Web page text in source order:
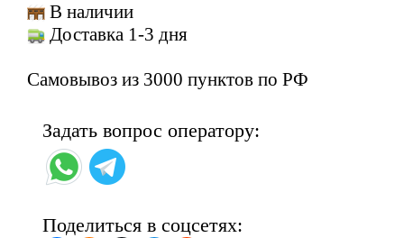
В наличии
Доставка 1-3 дня
Самовывоз из 3000 пунктов по РФ
Задать вопрос оператору:
Поделиться в соцсетях: